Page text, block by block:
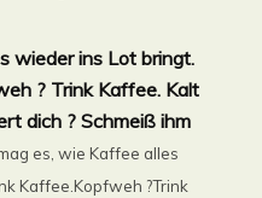
wieder ins Lot bringt.
? Trink Kaffee. Kalt
dich ? Schmeiß ihm
es, wie Kaffee alles
Kaffee.Kopfweh ?Trink